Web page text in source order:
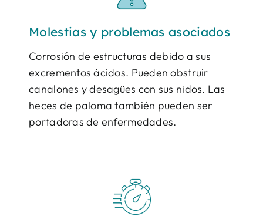
Molestias y problemas asociados
Corrosión de estructuras debido a sus
excrementos ácidos. Pueden obstruir
canalones y desagües con sus nidos. Las
heces de paloma también pueden ser
portadoras de enfermedades.